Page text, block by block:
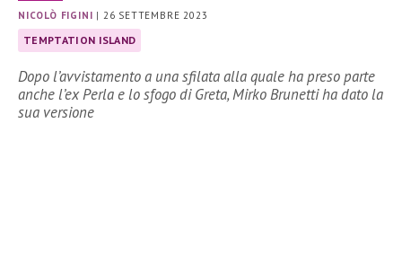
NICOLÒ FIGINI | 26 SETTEMBRE 2023
TEMPTATION ISLAND
Dopo l’avvistamento a una sfilata alla quale ha preso parte
anche l’ex Perla e lo sfogo di Greta, Mirko Brunetti ha dato la
sua versione